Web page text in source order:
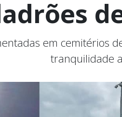
em cemitérios
tranquilidade